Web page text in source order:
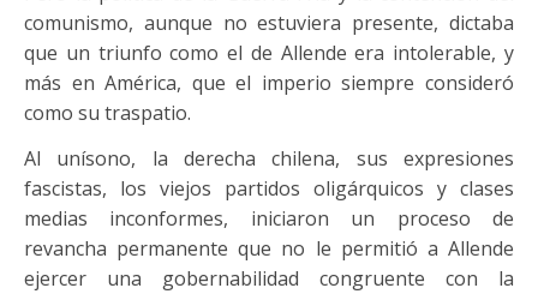
comunismo, aunque no estuviera presente, dictaba
que un triunfo como el de Allende era intolerable, y
más en América, que el imperio siempre consideró
como su traspatio.
Al unísono, la derecha chilena, sus expresiones
fascistas, los viejos partidos oligárquicos y clases
medias inconformes, iniciaron un proceso de
revancha permanente que no le permitió a Allende
ejercer una gobernabilidad congruente con la